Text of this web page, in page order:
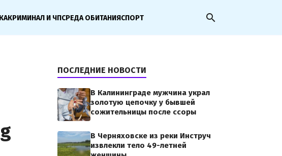
КРИМИНАЛ И ЧПСРЕДА ОБИТАНИЯСПОРТ search
ПОСЛЕДНИЕ НОВОСТИ
В Калининграде мужчина украл
золотую цепочку у бывшей
сожительницы после ссоры
В Черняховске из реки Инструч
извлекли тело 49-летней